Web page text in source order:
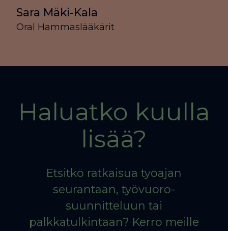
Sara Mäki-Kala
Oral Hammaslääkärit
Haluatko kuulla
lisää?
Etsitkö ratkaisua työajan
seurantaan, työvuoro­
suunnitteluun tai
palkkatulkintaan? Kerro meille